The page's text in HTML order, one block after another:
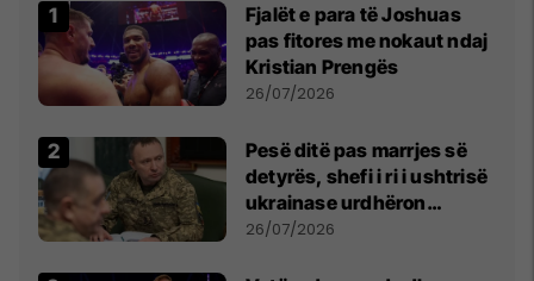
Fjalët e para të Joshuas
pas fitores me nokaut ndaj
Kristian Prengës
26/07/2026
Pesë ditë pas marrjes së
detyrës, shefi i ri i ushtrisë
ukrainase urdhëron
kontroll të madh
26/07/2026